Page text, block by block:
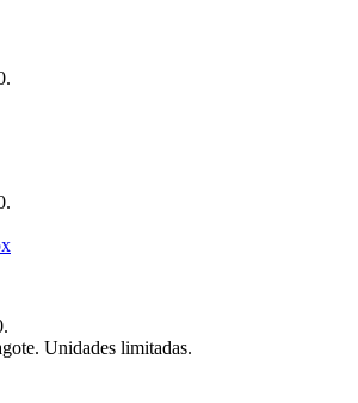
Unidades limitadas.